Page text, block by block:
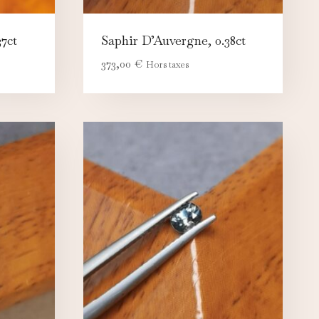
Saphir D’Auvergne, 0.38ct
373,00 € Hors taxes